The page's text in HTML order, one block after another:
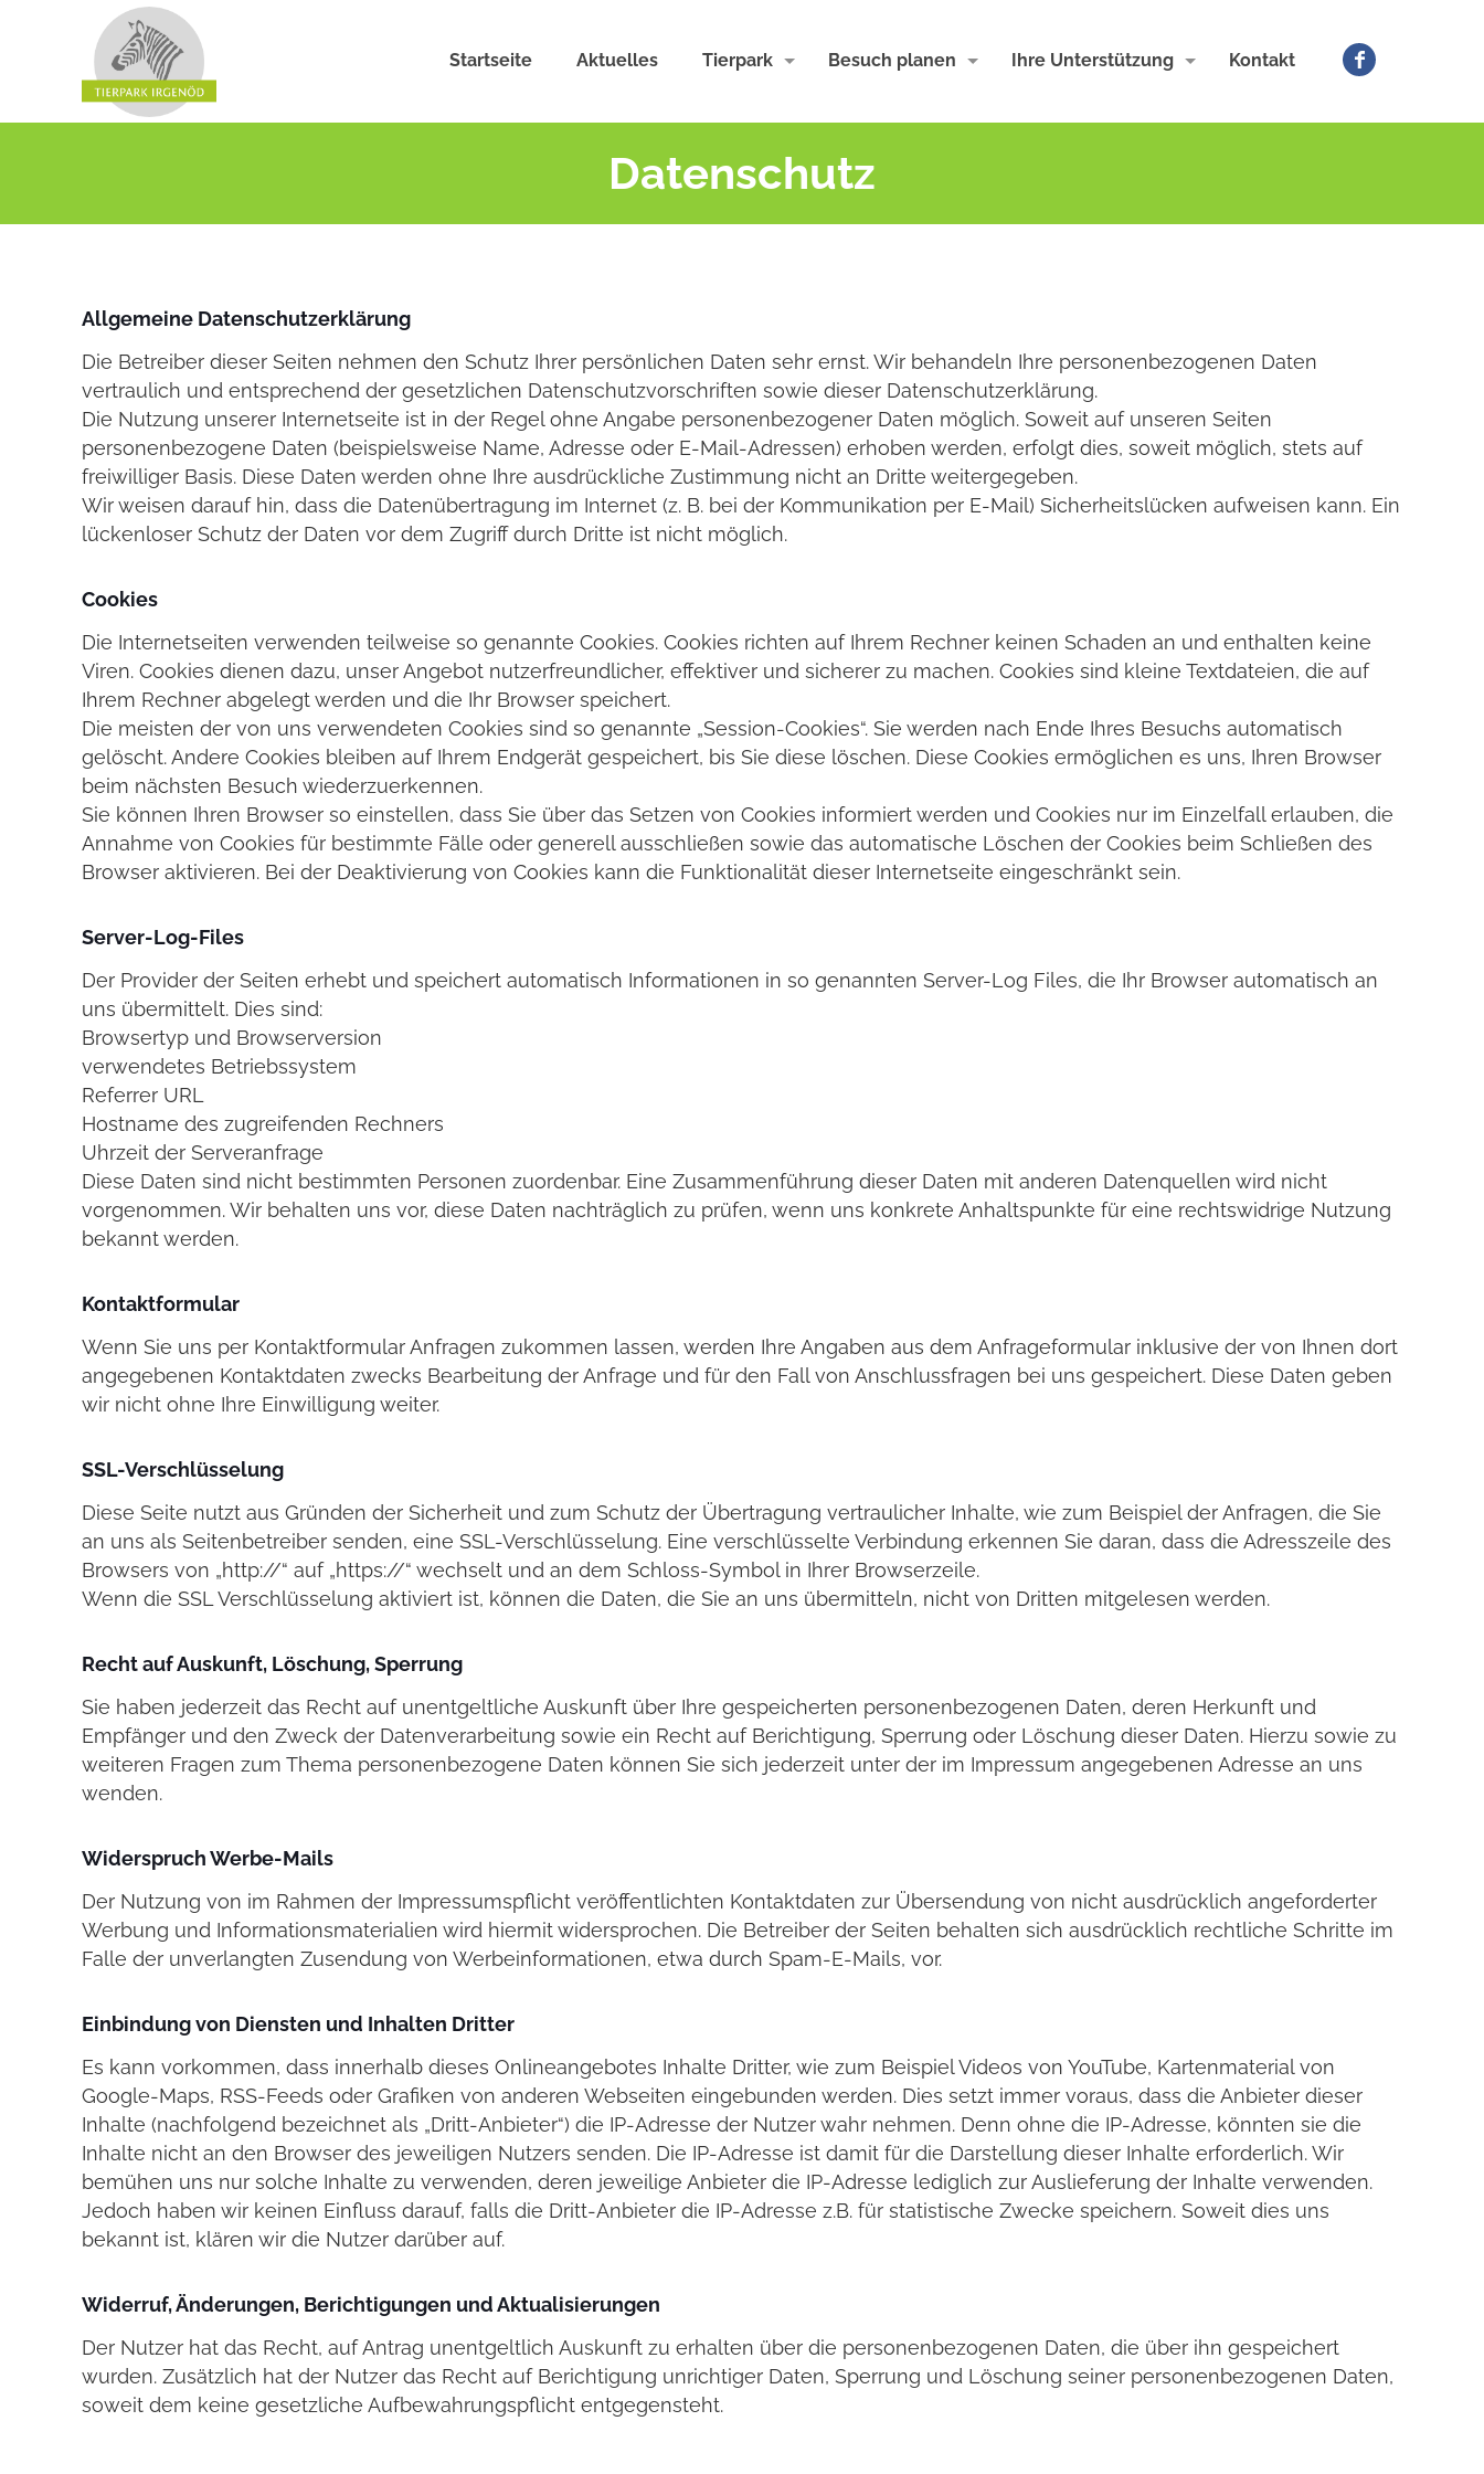
Startseite Aktuelles Tierpark Besuch planen Ihre Unterstützung Kontakt
Datenschutz
Allgemeine Datenschutzerklärung
Die Betreiber dieser Seiten nehmen den Schutz Ihrer persönlichen Daten sehr ernst. Wir behandeln Ihre personenbezogenen Daten
vertraulich und entsprechend der gesetzlichen Datenschutzvorschriften sowie dieser Datenschutzerklärung.
Die Nutzung unserer Internetseite ist in der Regel ohne Angabe personenbezogener Daten möglich. Soweit auf unseren Seiten
personenbezogene Daten (beispielsweise Name, Adresse oder E-Mail-Adressen) erhoben werden, erfolgt dies, soweit möglich, stets auf
freiwilliger Basis. Diese Daten werden ohne Ihre ausdrückliche Zustimmung nicht an Dritte weitergegeben.
Wir weisen darauf hin, dass die Datenübertragung im Internet (z. B. bei der Kommunikation per E-Mail) Sicherheitslücken aufweisen kann. Ein
lückenloser Schutz der Daten vor dem Zugriff durch Dritte ist nicht möglich.
Cookies
Die Internetseiten verwenden teilweise so genannte Cookies. Cookies richten auf Ihrem Rechner keinen Schaden an und enthalten keine
Viren. Cookies dienen dazu, unser Angebot nutzerfreundlicher, effektiver und sicherer zu machen. Cookies sind kleine Textdateien, die auf
Ihrem Rechner abgelegt werden und die Ihr Browser speichert.
Die meisten der von uns verwendeten Cookies sind so genannte „Session-Cookies“. Sie werden nach Ende Ihres Besuchs automatisch
gelöscht. Andere Cookies bleiben auf Ihrem Endgerät gespeichert, bis Sie diese löschen. Diese Cookies ermöglichen es uns, Ihren Browser
beim nächsten Besuch wiederzuerkennen.
Sie können Ihren Browser so einstellen, dass Sie über das Setzen von Cookies informiert werden und Cookies nur im Einzelfall erlauben, die
Annahme von Cookies für bestimmte Fälle oder generell ausschließen sowie das automatische Löschen der Cookies beim Schließen des
Browser aktivieren. Bei der Deaktivierung von Cookies kann die Funktionalität dieser Internetseite eingeschränkt sein.
Server-Log-Files
Der Provider der Seiten erhebt und speichert automatisch Informationen in so genannten Server-Log Files, die Ihr Browser automatisch an
uns übermittelt. Dies sind:
Browsertyp und Browserversion
verwendetes Betriebssystem
Referrer URL
Hostname des zugreifenden Rechners
Uhrzeit der Serveranfrage
Diese Daten sind nicht bestimmten Personen zuordenbar. Eine Zusammenführung dieser Daten mit anderen Datenquellen wird nicht
vorgenommen. Wir behalten uns vor, diese Daten nachträglich zu prüfen, wenn uns konkrete Anhaltspunkte für eine rechtswidrige Nutzung
bekannt werden.
Kontaktformular
Wenn Sie uns per Kontaktformular Anfragen zukommen lassen, werden Ihre Angaben aus dem Anfrageformular inklusive der von Ihnen dort
angegebenen Kontaktdaten zwecks Bearbeitung der Anfrage und für den Fall von Anschlussfragen bei uns gespeichert. Diese Daten geben
wir nicht ohne Ihre Einwilligung weiter.
SSL-Verschlüsselung
Diese Seite nutzt aus Gründen der Sicherheit und zum Schutz der Übertragung vertraulicher Inhalte, wie zum Beispiel der Anfragen, die Sie
an uns als Seitenbetreiber senden, eine SSL-Verschlüsselung. Eine verschlüsselte Verbindung erkennen Sie daran, dass die Adresszeile des
Browsers von „http://“ auf „https://“ wechselt und an dem Schloss-Symbol in Ihrer Browserzeile.
Wenn die SSL Verschlüsselung aktiviert ist, können die Daten, die Sie an uns übermitteln, nicht von Dritten mitgelesen werden.
Recht auf Auskunft, Löschung, Sperrung
Sie haben jederzeit das Recht auf unentgeltliche Auskunft über Ihre gespeicherten personenbezogenen Daten, deren Herkunft und
Empfänger und den Zweck der Datenverarbeitung sowie ein Recht auf Berichtigung, Sperrung oder Löschung dieser Daten. Hierzu sowie zu
weiteren Fragen zum Thema personenbezogene Daten können Sie sich jederzeit unter der im Impressum angegebenen Adresse an uns
wenden.
Widerspruch Werbe-Mails
Der Nutzung von im Rahmen der Impressumspflicht veröffentlichten Kontaktdaten zur Übersendung von nicht ausdrücklich angeforderter
Werbung und Informationsmaterialien wird hiermit widersprochen. Die Betreiber der Seiten behalten sich ausdrücklich rechtliche Schritte im
Falle der unverlangten Zusendung von Werbeinformationen, etwa durch Spam-E-Mails, vor.
Einbindung von Diensten und Inhalten Dritter
Es kann vorkommen, dass innerhalb dieses Onlineangebotes Inhalte Dritter, wie zum Beispiel Videos von YouTube, Kartenmaterial von
Google-Maps, RSS-Feeds oder Grafiken von anderen Webseiten eingebunden werden. Dies setzt immer voraus, dass die Anbieter dieser
Inhalte (nachfolgend bezeichnet als „Dritt-Anbieter“) die IP-Adresse der Nutzer wahr nehmen. Denn ohne die IP-Adresse, könnten sie die
Inhalte nicht an den Browser des jeweiligen Nutzers senden. Die IP-Adresse ist damit für die Darstellung dieser Inhalte erforderlich. Wir
bemühen uns nur solche Inhalte zu verwenden, deren jeweilige Anbieter die IP-Adresse lediglich zur Auslieferung der Inhalte verwenden.
Jedoch haben wir keinen Einfluss darauf, falls die Dritt-Anbieter die IP-Adresse z.B. für statistische Zwecke speichern. Soweit dies uns
bekannt ist, klären wir die Nutzer darüber auf.
Widerruf, Änderungen, Berichtigungen und Aktualisierungen
Der Nutzer hat das Recht, auf Antrag unentgeltlich Auskunft zu erhalten über die personenbezogenen Daten, die über ihn gespeichert
wurden. Zusätzlich hat der Nutzer das Recht auf Berichtigung unrichtiger Daten, Sperrung und Löschung seiner personenbezogenen Daten,
soweit dem keine gesetzliche Aufbewahrungspflicht entgegensteht.